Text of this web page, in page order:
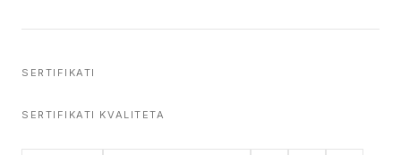
SERTIFIKATI
SERTIFIKATI KVALITETA